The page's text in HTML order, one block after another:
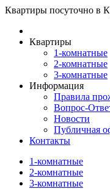
Квартиры посуточно в
Квартиры
1-комнатные
2-комнатные
3-комнатные
Информация
Правила
Вопрос-
Новости
Публичная
Контакты
1-комнатные
2-комнатные
3-комнатные